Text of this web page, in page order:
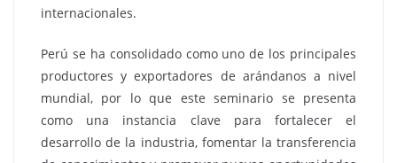
internacionales.
Perú se ha consolidado como uno de los principales
productores y exportadores de arándanos a nivel
mundial, por lo que este seminario se presenta
como una instancia clave para fortalecer el
desarrollo de la industria, fomentar la transferencia